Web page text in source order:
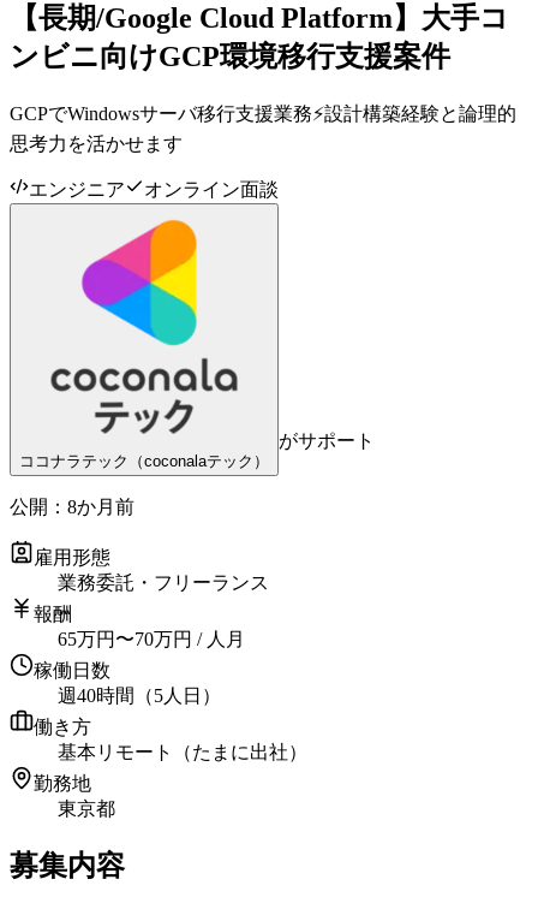
【長期/Google Cloud Platform】大手コ
ンビニ向けGCP環境移行支援案件
GCPでWindowsサーバ移行支援業務⚡設計構築経験と論理的
思考力を活かせます
エンジニア オンライン面談
ココナラテック（coconalaテック）
がサポート
公開： 8か月前
雇用形態
業務委託・フリーランス
報酬
65万円 〜70万円 / 人月
稼働日数
週40時間（5人日）
働き方
基本リモート（たまに出社）
勤務地
東京都
募集内容